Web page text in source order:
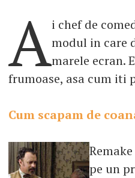
Ai chef de
modul in care
marele ecran.
frumoase, asa cum iti
Cum scapam de
pe un